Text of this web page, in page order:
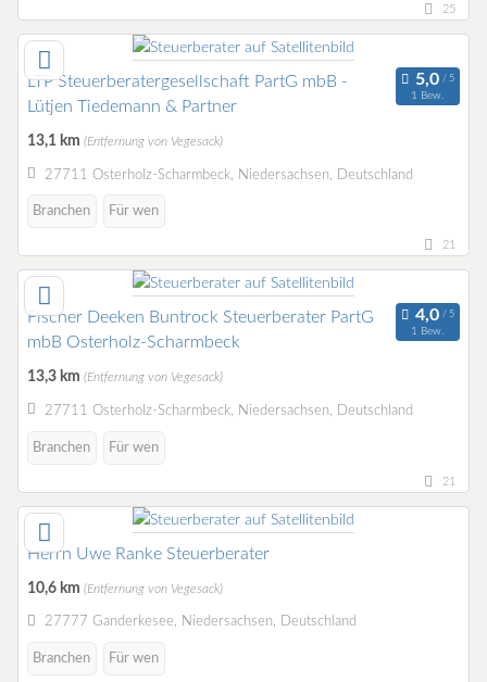
25
LTP Steuerberatergesellschaft PartG mbB -
Lütjen Tiedemann & Partner
1 Bew.
13,1 km (Entfernung von Vegesack)
27711 Osterholz-Scharmbeck, Niedersachsen, Deutschland
Branchen Für wen
21
Fischer Deeken Buntrock Steuerberater PartG
mbB Osterholz-Scharmbeck
1 Bew.
13,3 km (Entfernung von Vegesack)
27711 Osterholz-Scharmbeck, Niedersachsen, Deutschland
Branchen Für wen
21
Herrn Uwe Ranke Steuerberater
10,6 km (Entfernung von Vegesack)
27777 Ganderkesee, Niedersachsen, Deutschland
Branchen Für wen